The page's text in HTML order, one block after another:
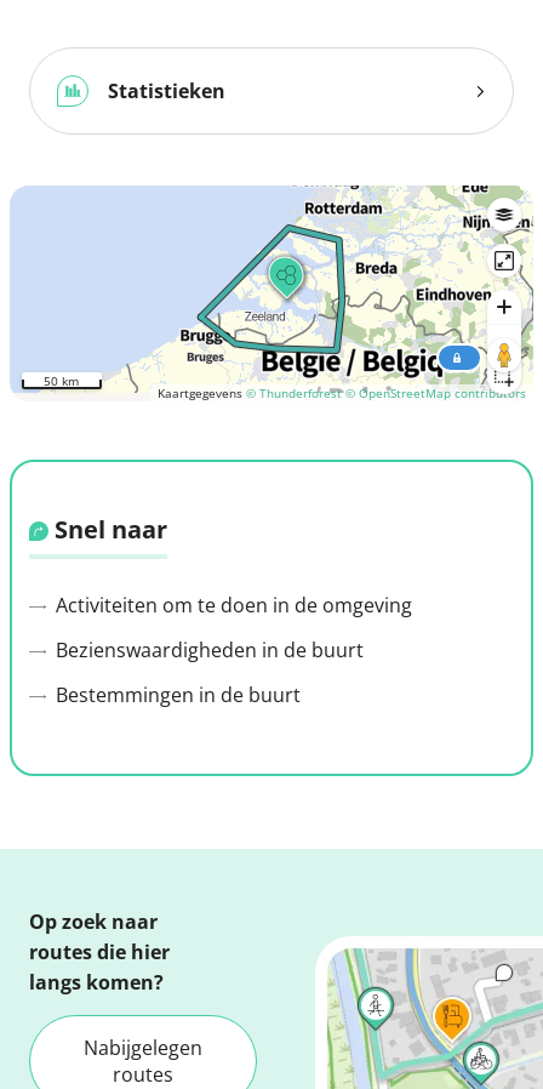
Statistieken
Kaartgegevens © Thunderforest © OpenStreetMap contributors
50 km
Snel naar
Activiteiten om te doen in de omgeving
Bezienswaardigheden in de buurt
Bestemmingen in de buurt
Op zoek naar
routes die hier
langs komen?
Nabijgelegen
routes